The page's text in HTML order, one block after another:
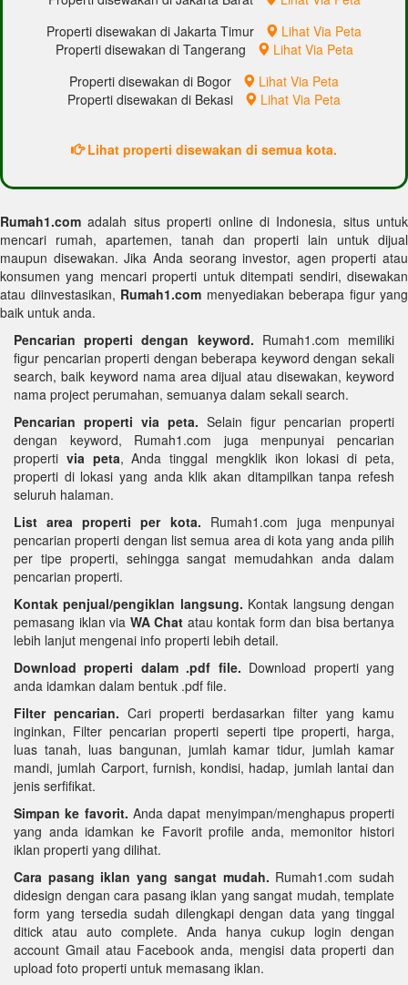
Properti disewakan di Jakarta Timur
Lihat Via Peta
Properti disewakan di Tangerang
Lihat Via Peta
Properti disewakan di Bogor
Lihat Via Peta
Properti disewakan di Bekasi
Lihat Via Peta
Lihat properti disewakan di semua kota.
Rumah1.com adalah situs properti online di Indonesia, situs untuk
mencari rumah, apartemen, tanah dan properti lain untuk dijual
maupun disewakan. Jika Anda seorang investor, agen properti atau
konsumen yang mencari properti untuk ditempati sendiri, disewakan
atau diinvestasikan, Rumah1.com menyediakan beberapa figur yang
baik untuk anda.
Pencarian properti dengan keyword. Rumah1.com memiliki
figur pencarian properti dengan beberapa keyword dengan sekali
search, baik keyword nama area dijual atau disewakan, keyword
nama project perumahan, semuanya dalam sekali search.
Pencarian properti via peta. Selain figur pencarian properti
dengan keyword, Rumah1.com juga menpunyai pencarian
properti via peta, Anda tinggal mengklik ikon lokasi di peta,
properti di lokasi yang anda klik akan ditampilkan tanpa refesh
seluruh halaman.
List area properti per kota. Rumah1.com juga menpunyai
pencarian properti dengan list semua area di kota yang anda pilih
per tipe properti, sehingga sangat memudahkan anda dalam
pencarian properti.
Kontak penjual/pengiklan langsung. Kontak langsung dengan
pemasang iklan via WA Chat atau kontak form dan bisa bertanya
lebih lanjut mengenai info properti lebih detail.
Download properti dalam .pdf file. Download properti yang
anda idamkan dalam bentuk .pdf file.
Filter pencarian. Cari properti berdasarkan filter yang kamu
inginkan, Filter pencarian properti seperti tipe properti, harga,
luas tanah, luas bangunan, jumlah kamar tidur, jumlah kamar
mandi, jumlah Carport, furnish, kondisi, hadap, jumlah lantai dan
jenis serfifikat.
Simpan ke favorit. Anda dapat menyimpan/menghapus properti
yang anda idamkan ke Favorit profile anda, memonitor histori
iklan properti yang dilihat.
Cara pasang iklan yang sangat mudah. Rumah1.com sudah
didesign dengan cara pasang iklan yang sangat mudah, template
form yang tersedia sudah dilengkapi dengan data yang tinggal
ditick atau auto complete. Anda hanya cukup login dengan
account Gmail atau Facebook anda, mengisi data properti dan
upload foto properti untuk memasang iklan.